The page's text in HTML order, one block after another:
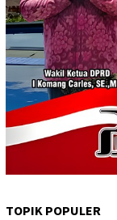
TOPIK POPULER